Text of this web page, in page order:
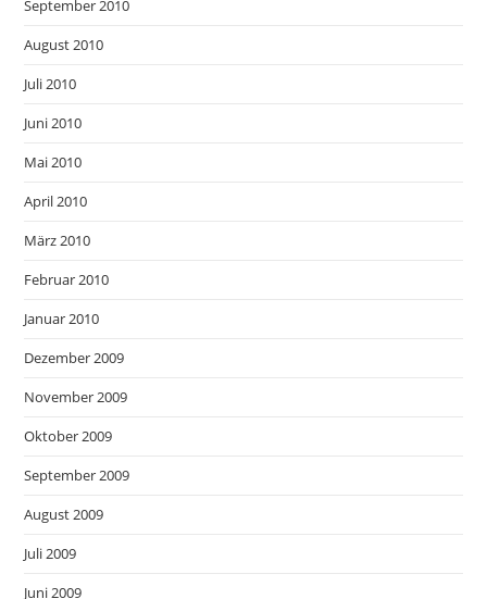
September 2010
August 2010
Juli 2010
Juni 2010
Mai 2010
April 2010
März 2010
Februar 2010
Januar 2010
Dezember 2009
November 2009
Oktober 2009
September 2009
August 2009
Juli 2009
Juni 2009